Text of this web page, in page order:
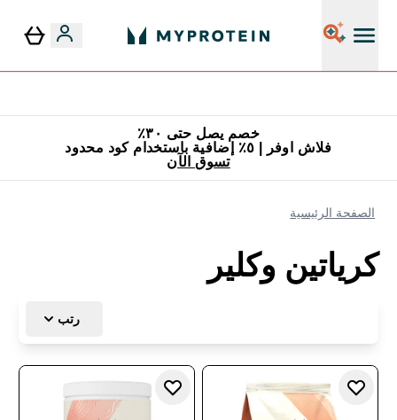
خصم يصل حتى ٣٠٪
فلاش اوفر | ٥٪ إضافية باستخدام كود محدود
تسوق الآن
الصفحة الرئيسية
كرياتين وكلير
رتب